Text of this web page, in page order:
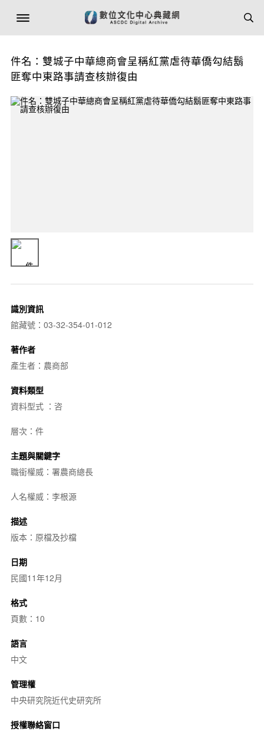
件名：雙城子中華總商會呈稱紅黨虐待華僑勾結鬍
匪奪中東路事請查核辦復由
識別資訊
館藏號：03-32-354-01-012
著作者
產生者：農商部
資料類型
資料型式 ：咨
層次：件
主題與關鍵字
職銜權威：署農商總長
人名權威：李根源
描述
版本：原檔及抄檔
日期
民國11年12月
格式
頁數：10
語言
中文
管理權
中央研究院近代史研究所
授權聯絡窗口